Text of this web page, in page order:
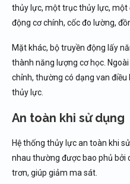
thủy lực, một trục thủy lực,
động cơ chính, cốc đo lường,
Mặt khác, bộ truyền động lấy
thành năng lượng cơ học.
chỉnh, thường có dạng van
thủy lực.
An toàn khi sử dụng
Hệ thống thủy lực an toàn khi
nhau thường được bao phủ bởi
trơn, giúp giảm ma sát.